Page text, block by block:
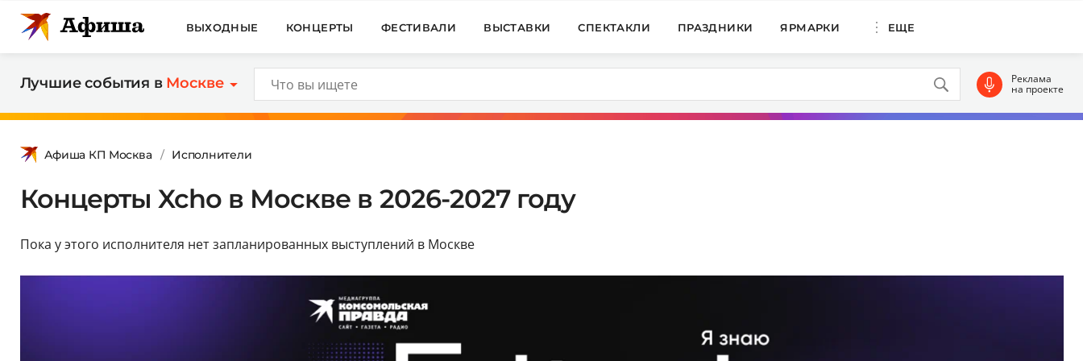
ВЫХОДНЫЕ КОНЦЕРТЫ ФЕСТИВАЛИ ВЫСТАВКИ СПЕКТАКЛИ ПРАЗДНИКИ ЯРМАРКИ ЕЩЕ
Лучшие события в Москве Реклама
на проекте
Афиша КП Москва Исполнители
Концерты Xcho в Москве в 2026-2027 году
Пока у этого исполнителя нет запланированных выступлений в Москве